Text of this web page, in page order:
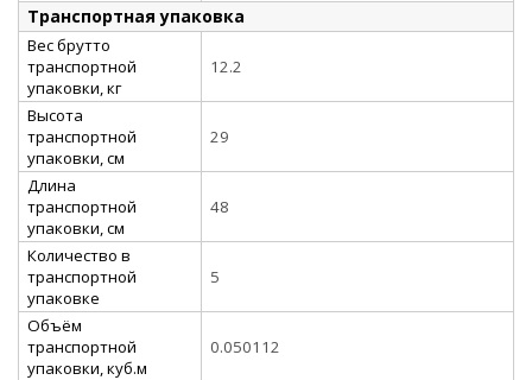
Транспортная упаковка
Вес брутто
транспортной
упаковки, кг
12.2
Высота
транспортной
упаковки, см
29
Длина
транспортной
упаковки, см
48
Количество в
транспортной
упаковке
5
Объём
транспортной
упаковки, куб.м
0.050112